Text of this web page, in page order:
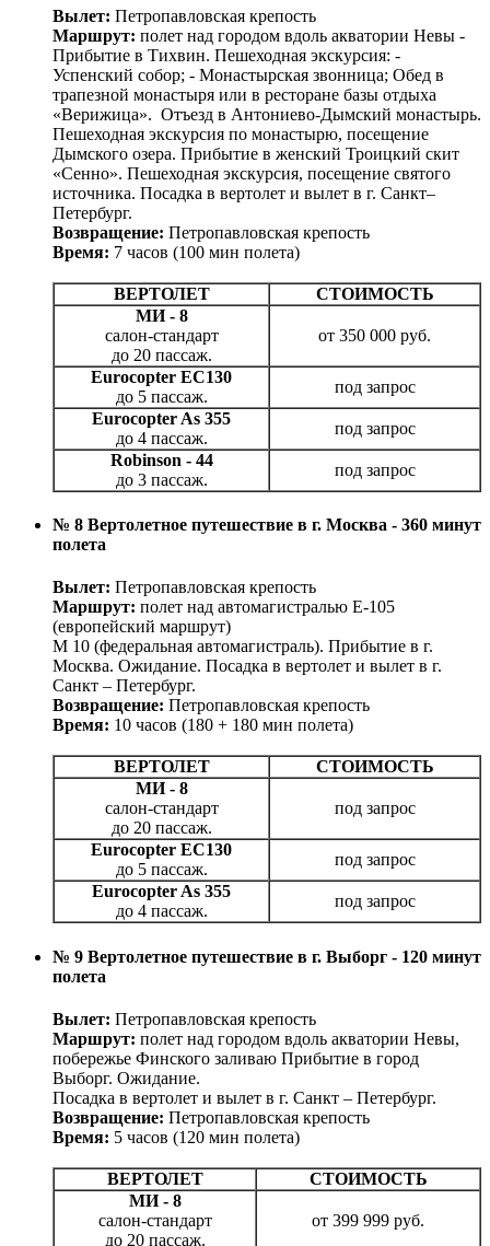
Вылет: Петропавловская крепость
Маршрут: полет над городом вдоль акватории Невы -
Прибытие в Тихвин. Пешеходная экскурсия: -
Успенский собор; - Монастырская звонница; Обед в
трапезной монастыря или в ресторане базы отдыха
«Верижица». Отъезд в Антониево-Дымский монастырь.
Пешеходная экскурсия по монастырю, посещение
Дымского озера. Прибытие в женский Троицкий скит
«Сенно». Пешеходная экскурсия, посещение святого
источника. Посадка в вертолет и вылет в г. Санкт–
Петербург.
Возвращение: Петропавловская крепость
Время: 7 часов (100 мин полета)
ВЕРТОЛЕТ
СТОИМОСТЬ
МИ - 8
салон-стандарт
до 20 пассаж.
от 350 000 руб.
Eurocopter EC130
до 5 пассаж.
под запрос
Eurocopter As 355
до 4 пассаж.
под запрос
Robinson - 44
до 3 пассаж.
под запрос
№ 8 Вертолетное путешествие в г. Москва - 360 минут
полета
Вылет: Петропавловская крепость
Маршрут: полет над автомагистралью Е-105
(европейский маршрут)
М 10 (федеральная автомагистраль). Прибытие в г.
Москва. Ожидание. Посадка в вертолет и вылет в г.
Санкт – Петербург.
Возвращение: Петропавловская крепость
Время: 10 часов (180 + 180 мин полета)
ВЕРТОЛЕТ
СТОИМОСТЬ
МИ - 8
салон-стандарт
до 20 пассаж.
под запрос
Eurocopter EC130
до 5 пассаж.
под запрос
Eurocopter As 355
до 4 пассаж.
под запрос
№ 9 Вертолетное путешествие в г. Выборг - 120 минут
полета
Вылет: Петропавловская крепость
Маршрут: полет над городом вдоль акватории Невы,
побережье Финского заливаю Прибытие в город
Выборг. Ожидание.
Посадка в вертолет и вылет в г. Санкт – Петербург.
Возвращение: Петропавловская крепость
Время: 5 часов (120 мин полета)
ВЕРТОЛЕТ
СТОИМОСТЬ
МИ - 8
салон-стандарт
до 20 пассаж.
от 399 999 руб.